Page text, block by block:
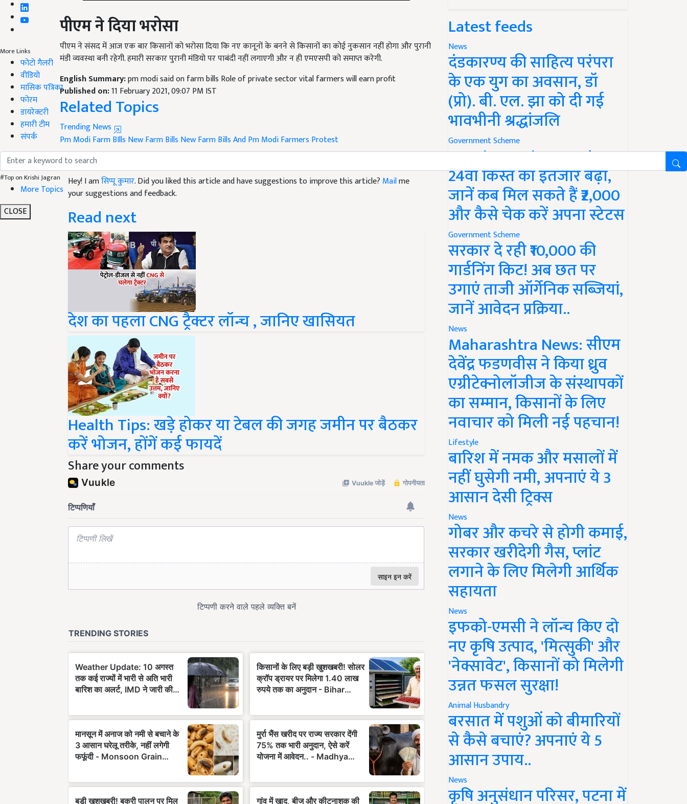
More Links
फोटो गैलरी
वीडियो
मासिक पत्रिका
फोरम
डायरेक्टरी
हमारी टीम
संपर्क
#Top on Krishi Jagran
More Topics
CLOSE
पीएम ने दिया भरोसा
पीएम ने संसद में आज एक बार किसानों को भरोसा दिया कि नए कानूनों के बनने से किसानों का कोई नुकसान नहीं होगा और पुरानी
मंडी व्यवस्था बनी रहेगी. हमारी सरकार पुरानी मंडियो पर पाबंदी नहीं लगाएगी और न ही एमएसपी को समाप्त करेगी.
pm modi said on farm bills Role of private sector vital farmers will earn profit
Published on:11 February 2021, 09:07 PM IST
Related Topics
Trending News
Pm Modi Farm BIlls
Like this article?
Hey! I amसिप्पू कुमार. Did you liked this article and have suggestions to improve this article?Mailme
your suggestions and feedback.
Read next
देश का पहला CNG ट्रैक्टर लॉन्च , जानिए खासियत
Health Tips: खड़े होकर या टेबल की जगह जमीन पर बैठकर
करें भोजन, होंगें कई फायदें
Share your comments
Latest feeds
News
दंडकारण्य की साहित्य परंपरा
के एक युग का अवसान, डॉ
(प्रो). बी. एल. झा को दी गई
भावभीनी श्रद्धांजलि
Government Scheme
PM Kisan Yojana Update:
24वीं किस्त का इंतजार बढ़ा,
जानें कब मिल सकते हैं ₹2,000
और कैसे चेक करें अपना स्टेटस
Government Scheme
सरकार दे रही ₹10,000 की
गार्डनिंग किट! अब छत पर
उगाएं ताजी ऑर्गेनिक सब्जियां,
जानें आवेदन प्रक्रिया..
News
Maharashtra News: सीएम
देवेंद्र फडणवीस ने किया ध्रुव
एग्रीटेक्नोलॉजीज के संस्थापकों
का सम्मान, किसानों के लिए
नवाचार को मिली नई पहचान!
Lifestyle
बारिश में नमक और मसालों में
नहीं घुसेगी नमी, अपनाएं ये 3
आसान देसी ट्रिक्स
News
गोबर और कचरे से होगी कमाई,
सरकार खरीदेगी गैस, प्लांट
लगाने के लिए मिलेगी आर्थिक
सहायता
News
इफको-एमसी ने लॉन्च किए दो
नए कृषि उत्पाद, 'मित्सुकी' और
'नेक्सावेट', किसानों को मिलेगी
उन्नत फसल सुरक्षा!
Animal Husbandry
बरसात में पशुओं को बीमारियों
से कैसे बचाएं? अपनाएं ये 5
आसान उपाय..
News
कृषि अनुसंधान परिसर, पटना में